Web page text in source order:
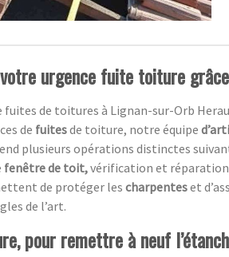
urgence fuite toiture
fuites de toitures à Lignan-sur-Orb
de fuitesde toiture, notre équipe
plusieurs opérations distinctes
fenêtre de toit,vérification et réparation
de protéger lescharpenteset
de l’art.
pour remettre à neuf